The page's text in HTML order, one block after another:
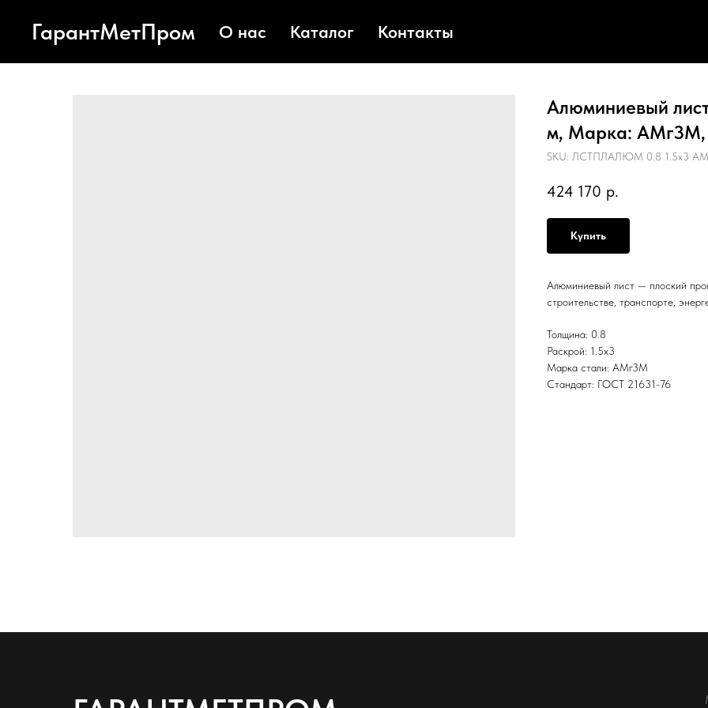
ГарантМетПром О нас Каталог Контакты
Алюминиевый
м, Марка: АМг3М,
SKU: ЛСТПЛАЛЮМ 0.8 1.5х3
424 170 р.
Купить
Алюминиевый лист — плоский
строительстве, транспорте,
Толщина: 0.8
Раскрой: 1.5х3
Марка стали: АМг3М
Стандарт: ГОСТ 21631-76